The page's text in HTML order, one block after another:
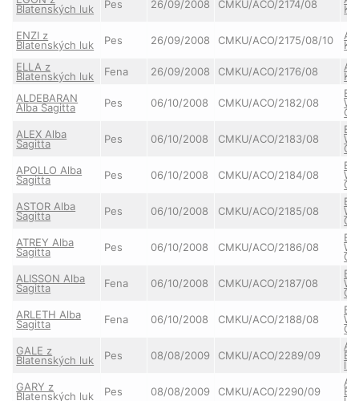
Blatenských luk Pes 26/09/2008 CMKU/ACO/2174/08
ENZI z
Blatenských luk Pes 26/09/2008 CMKU/ACO/2175/08/10
ELLA z
Blatenských luk Fena 26/09/2008 CMKU/ACO/2176/08
ALDEBARAN
Alba Sagitta Pes 06/10/2008 CMKU/ACO/2182/08
ALEX Alba
Sagitta Pes 06/10/2008 CMKU/ACO/2183/08
APOLLO Alba
Sagitta Pes 06/10/2008 CMKU/ACO/2184/08
ASTOR Alba
Sagitta Pes 06/10/2008 CMKU/ACO/2185/08
ATREY Alba
Sagitta Pes 06/10/2008 CMKU/ACO/2186/08
ALISSON Alba
Sagitta Fena 06/10/2008 CMKU/ACO/2187/08
ARLETH Alba
Sagitta Fena 06/10/2008 CMKU/ACO/2188/08
GALE z
Blatenských luk Pes 08/08/2009 CMKU/ACO/2289/09
luk
GARY z
Blatenských luk Pes 08/08/2009 CMKU/ACO/2290/09